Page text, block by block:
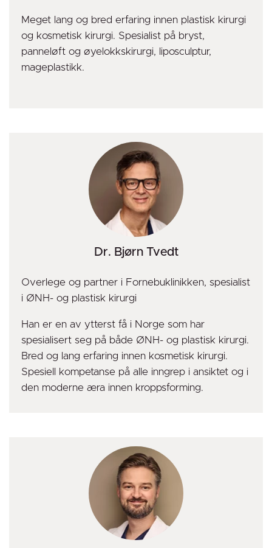
Meget lang og bred erfaring innen plastisk kirurgi
og kosmetisk kirurgi. Spesialist på bryst,
panneløft og øyelokkskirurgi, liposculptur,
mageplastikk.
Dr. Bjørn Tvedt
Overlege og partner i Fornebuklinikken, spesialist
i ØNH- og plastisk kirurgi
Han er en av ytterst få i Norge som har
spesialisert seg på både ØNH- og plastisk kirurgi.
Bred og lang erfaring innen kosmetisk kirurgi.
Spesiell kompetanse på alle inngrep i ansiktet og i
den moderne æra innen kroppsforming.